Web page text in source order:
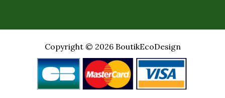
Copyright © 2026 BoutikEcoDesign